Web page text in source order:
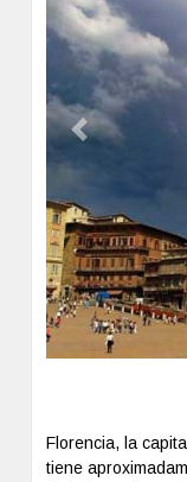
Previous
Florencia, la
tiene